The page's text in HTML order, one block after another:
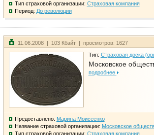
Тип страховой организации: Страховая компания
Период: До революции
11.06.2008 | 103 Кбайт | просмотров: 1627
Тип: Страховая доска
Московское
подробнее
Предоставлено: Марина Моисеенко
Название страховой организации: Московское
Тип страховой организации: Страховая компания